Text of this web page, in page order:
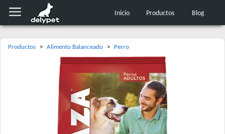
Inicio Productos Blog
Productos > Alimento Balanceado > Perro